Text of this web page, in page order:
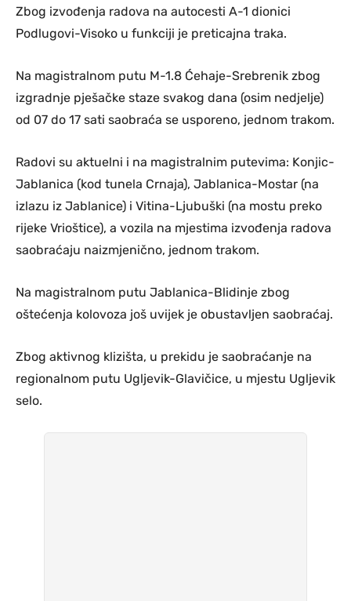
Zbog izvođenja radova na autocesti A-1 dionici
Podlugovi-Visoko u funkciji je preticajna traka.
Na magistralnom putu M-1.8 Ćehaje-Srebrenik zbog
izgradnje pješačke staze svakog dana (osim nedjelje)
od 07 do 17 sati saobraća se usporeno, jednom trakom.
Radovi su aktuelni i na magistralnim putevima: Konjic-
Jablanica (kod tunela Crnaja), Jablanica-Mostar (na
izlazu iz Jablanice) i Vitina-Ljubuški (na mostu preko
rijeke Vrioštice), a vozila na mjestima izvođenja radova
saobraćaju naizmjenično, jednom trakom.
Na magistralnom putu Jablanica-Blidinje zbog
oštećenja kolovoza još uvijek je obustavljen saobraćaj.
Zbog aktivnog klizišta, u prekidu je saobraćanje na
regionalnom putu Ugljevik-Glavičice, u mjestu Ugljevik
selo.